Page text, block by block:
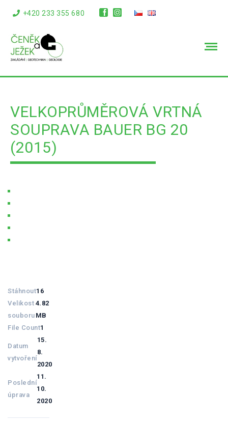
+420 233 355 680
info@cenekajezek.cz
VELKOPRŮMĚROVÁ VRTNÁ
SOUPRAVA BAUER BG 20
(2015)
Stáhnout16
Velikost
souboru
4.82
MB
File Count1
Datum
vytvoření
15.
8.
2020
Poslední
úprava
11.
10.
2020